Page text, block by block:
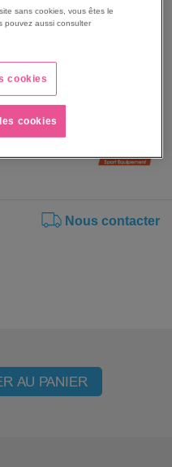
de glisser et pour plus
Nous contacter
AU PANIER
sans cookies, vous êtes le
pouvez aussi consulter
cookies
cookies